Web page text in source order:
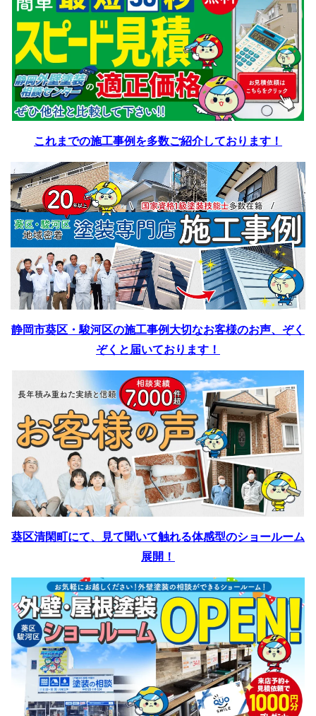
これまでの施工事例を多数ご紹介しております！
静岡市葵区・駿河区の施工事例 大切なお客様のお声、ぞく
ぞくと届いております！
葵区清閑町にて、見て聞いて触れる体感型のショールーム
展開！